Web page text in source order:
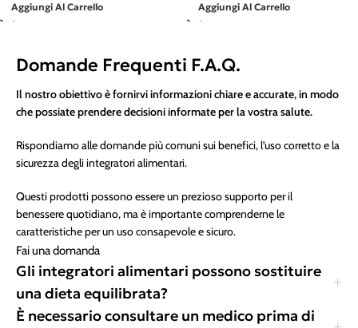
Aggiungi Al Carrello Aggiungi Al Carrello
Domande Frequenti F.A.Q.
Il nostro obiettivo è fornirvi informazioni chiare e accurate, in modo
che possiate prendere decisioni informate per la vostra salute.
Rispondiamo alle domande più comuni sui benefici, l’uso corretto e la
sicurezza degli integratori alimentari.
Questi prodotti possono essere un prezioso supporto per il
benessere quotidiano, ma è importante comprenderne le
caratteristiche per un uso consapevole e sicuro.
Fai una domanda
Gli integratori alimentari possono sostituire
una dieta equilibrata?
È necessario consultare un medico prima di